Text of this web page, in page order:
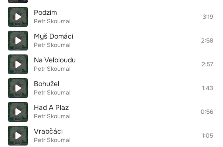
Podzim
Petr Skoumal
3:19
Myš Domácí
Petr Skoumal
2:58
Na Velbloudu
Petr Skoumal
2:57
Bohužel
Petr Skoumal
1:43
Had A Plaz
Petr Skoumal
0:56
Vrabčáci
Petr Skoumal
1:05